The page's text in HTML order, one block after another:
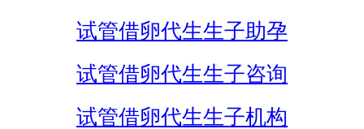
试管借卵代生生子助孕
试管借卵代生生子咨询
试管借卵代生生子机构